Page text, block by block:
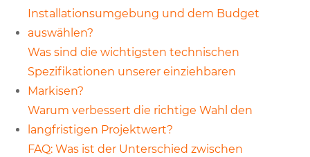
Installationsumgebung und dem Budget
auswählen?
Was sind die wichtigsten technischen
Spezifikationen unserer einziehbaren
Markisen?
Warum verbessert die richtige Wahl den
langfristigen Projektwert?
FAQ: Was ist der Unterschied zwischen